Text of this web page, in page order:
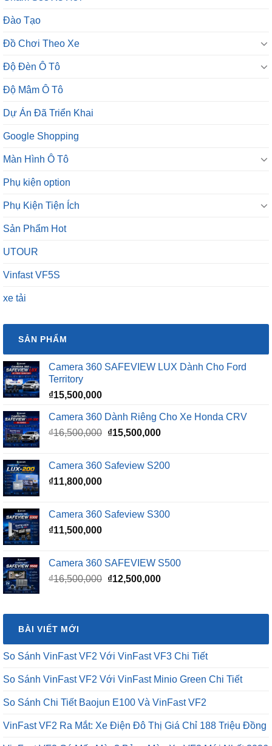
Đào Tạo
Đồ Chơi Theo Xe
Độ Đèn Ô Tô
Độ Mâm Ô Tô
Dự Án Đã Triển Khai
Google Shopping
Màn Hình Ô Tô
Phụ kiện option
Phụ Kiện Tiện Ích
Sản Phẩm Hot
UTOUR
Vinfast VF5S
xe tải
SẢN PHẨM
Camera 360 SAFEVIEW LUX Dành Cho Ford
Territory
₫15,500,000
Camera 360 Dành Riêng Cho Xe Honda CRV
₫16,500,000 Giá
₫16,500,000.
₫15,500,000Giá
là:
Camera 360 Safeview S200
₫11,800,000
Camera 360 Safeview S300
₫11,500,000
Camera 360 SAFEVIEW S500
₫16,500,000 Giá
₫16,500,000.
₫12,500,000Giá
là:
BÀI VIẾT MỚI
So Sánh VinFast VF2 Với VinFast VF3 Chi Tiết
So Sánh VinFast VF2 Với VinFast Minio Green Chi Tiết
So Sánh Chi Tiết Baojun E100 Và VinFast VF2
VinFast VF2 Ra Mắt: Xe Điện Đô Thị Giá Chỉ 188 Triệu Đồng